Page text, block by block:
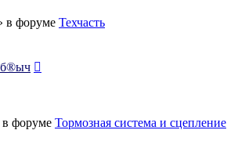
в форуме Техчасть
в форуме Тормозная система и сцепление